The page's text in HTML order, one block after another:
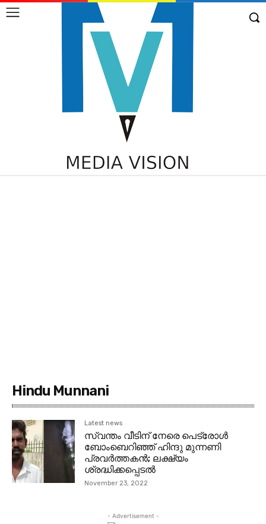
Hindu Munnani
Latest news
സ്വന്തം വീടിന് നേരെ പെട്രോള്‍
ബോംബെറിഞ്ഞ് ഹിന്ദു മുന്നണി
പ്രവര്‍ത്തകന്‍; ലക്ഷ്യം
ശ്രദ്ധിക്കപ്പെടല്‍
November 23, 2022
- Advertisement -